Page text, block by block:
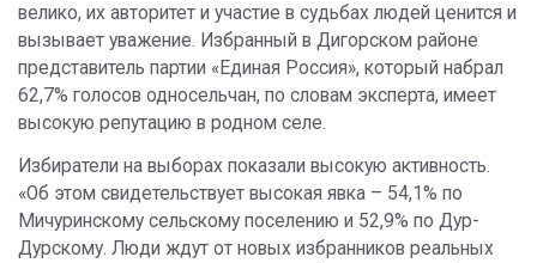
велико, их авторитет и участие в судьбах людей ценится и
вызывает уважение. Избранный в Дигорском районе
представитель партии «Единая Россия», который набрал
62,7% голосов односельчан, по словам эксперта, имеет
высокую репутацию в родном селе.
Избиратели на выборах показали высокую активность.
«Об этом свидетельствует высокая явка – 54,1% по
Мичуринскому сельскому поселению и 52,9% по Дур-
Дурскому. Люди ждут от новых избранников реальных